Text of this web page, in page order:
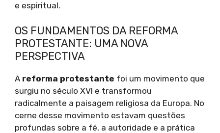
e espiritual.
OS FUNDAMENTOS DA REFORMA
PROTESTANTE: UMA NOVA
PERSPECTIVA
A reforma protestante foi um movimento que
surgiu no século XVI e transformou
radicalmente a paisagem religiosa da Europa. No
cerne desse movimento estavam questões
profundas sobre a fé, a autoridade e a prática